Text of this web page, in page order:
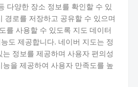
다양한 장소 정보를 확인할 수 있
경로를 저장하고 공유할 수 있으며
를 사용할 수 있도록 지도 데이터
도 제공합니다. 네이버 지도는 정
정보를 제공하며 사용자 편의성
능을 제공하여 사용자 만족도를 높